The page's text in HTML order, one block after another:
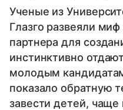
Ученые из
Глазго развеяли
партнера для
инстинктивно
молодым
показало обратную
завести детей, чаще